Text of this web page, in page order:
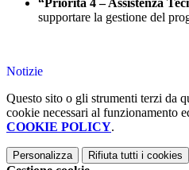
“Priorità 4 – Assistenza
supportare la gestione del
Notizie
Questo sito o gli strumenti terzi da
cookie necessari al funzionamento
COOKIE POLICY.
Personalizza Rifiuta tutti i cookies